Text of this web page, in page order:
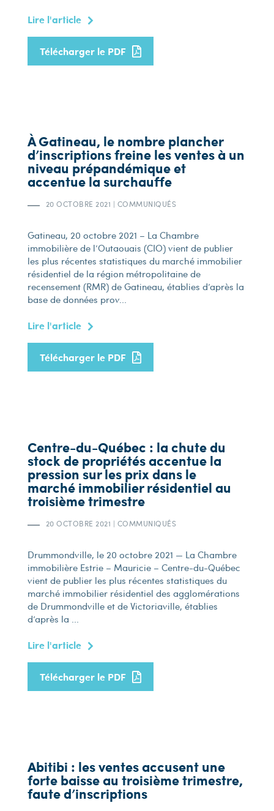
Lire l'article
Télécharger le PDF
À Gatineau, le nombre plancher
d’inscriptions freine les ventes à un
niveau prépandémique et
accentue la surchauffe
20 OCTOBRE 2021 | COMMUNIQUÉS
Gatineau, 20 octobre 2021 – La Chambre
immobilière de l’Outaouais (CIO) vient de publier
les plus récentes statistiques du marché immobilier
résidentiel de la région métropolitaine de
recensement (RMR) de Gatineau, établies d’après la
base de données prov...
Lire l'article
Télécharger le PDF
Centre-du-Québec : la chute du
stock de propriétés accentue la
pression sur les prix dans le
marché immobilier résidentiel au
troisième trimestre
20 OCTOBRE 2021 | COMMUNIQUÉS
Drummondville, le 20 octobre 2021 — La Chambre
immobilière Estrie – Mauricie – Centre-du-Québec
vient de publier les plus récentes statistiques du
marché immobilier résidentiel des agglomérations
de Drummondville et de Victoriaville, établies
d’après la ...
Lire l'article
Télécharger le PDF
Abitibi : les ventes accusent une
forte baisse au troisième trimestre,
faute d’inscriptions